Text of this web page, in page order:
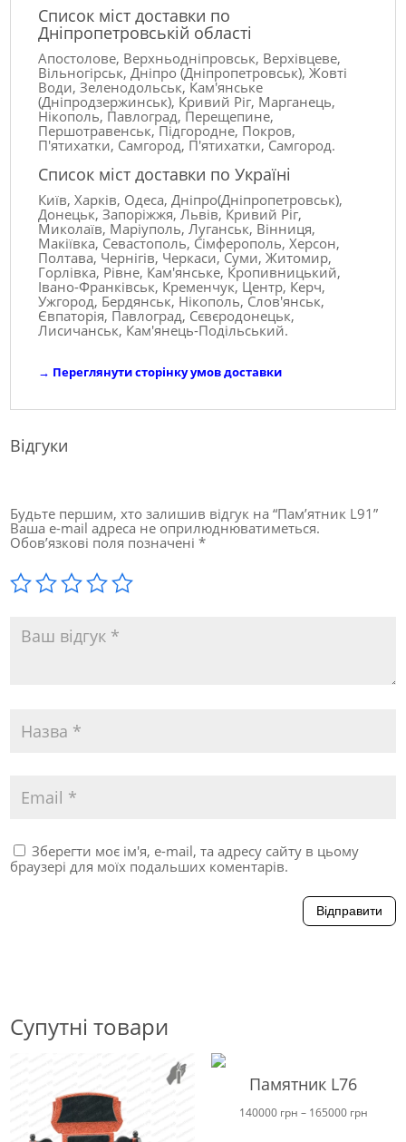
Список міст доставки по
Дніпропетровській області
Апостолове, Верхньодніпровськ, Верхівцеве,
Вільногірськ, Дніпро (Дніпропетровськ), Жовті
Води, Зеленодольськ, Кам'янське
(Дніпродзержинськ), Кривий Ріг, Марганець,
Нікополь, Павлоград, Перещепине,
Першотравенськ, Підгородне, Покров,
П'ятихатки, Самгород, П'ятихатки, Самгород.
Список міст доставки по Україні
Київ, Харків, Одеса, Дніпро(Дніпропетровськ),
Донецьк, Запоріжжя, Львів, Кривий Ріг,
Миколаїв, Маріуполь, Луганськ, Вінниця,
Макіївка, Севастополь, Сімферополь, Херсон,
Полтава, Чернігів, Черкаси, Суми, Житомир,
Горлівка, Рівне, Кам'янське, Кропивницький,
Івано-Франківськ, Кременчук, Центр, Керч,
Ужгород, Бердянськ, Нікополь, Слов'янськ,
Євпаторія, Павлоград, Сєвєродонецьк,
Лисичанськ, Кам'янець-Подільський.
→ Переглянути сторінку умов доставки
Відгуки
Будьте першим, хто залишив відгук на “Пам’ятник L91”
Ваша e-mail адреса не оприлюднюватиметься.
Обов’язкові поля позначені*
Зберегти моє ім'я, e-mail, та адресу сайту в цьому
браузері для моїх подальших коментарів.
Відправити
Супутні товари
Памятник L76
140000 грн – 165000 грн